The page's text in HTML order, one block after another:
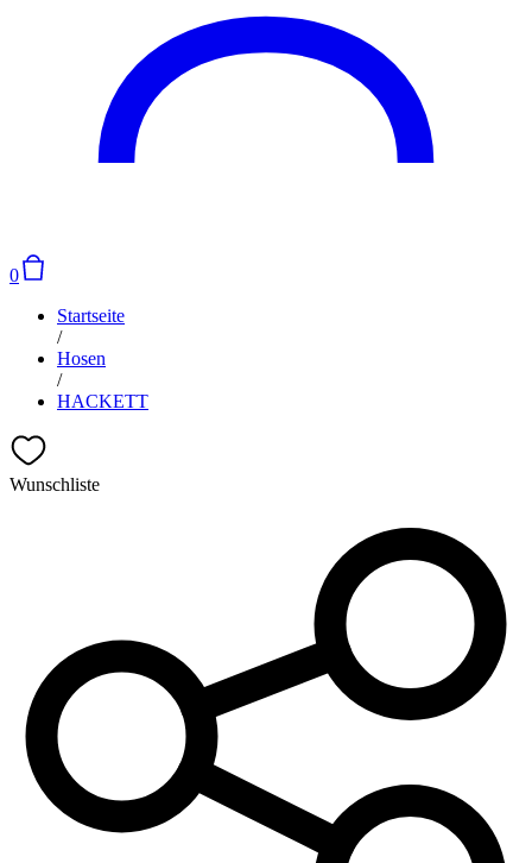
0
Startseite
/
Hosen
/
HACKETT
Wunschliste